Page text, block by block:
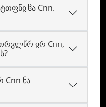
ჱა Cnn,
ჲრ Cnn,
Cnn ნა